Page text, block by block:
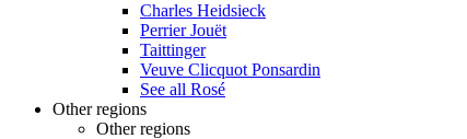
Charles Heidsieck
Perrier Jouët
Taittinger
Veuve Clicquot Ponsardin
See all Rosé
Other regions
Other regions